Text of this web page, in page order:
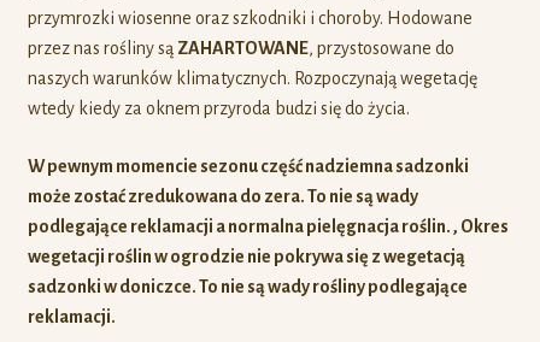
przymrozki wiosenne oraz szkodniki i choroby. Hodowane
przez nas rośliny są ZAHARTOWANE, przystosowane do
naszych warunków klimatycznych. Rozpoczynają wegetację
wtedy kiedy za oknem przyroda budzi się do życia.
W pewnym momencie sezonu część nadziemna sadzonki
może zostać zredukowana do zera. To nie są wady
podlegające reklamacji a normalna pielęgnacja roślin. , Okres
wegetacji roślin w ogrodzie nie pokrywa się z wegetacją
sadzonki w doniczce. To nie są wady rośliny podlegające
reklamacji.